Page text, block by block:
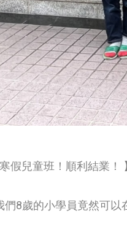
假兒童班！順利結業！
們8歲的小學員竟然可